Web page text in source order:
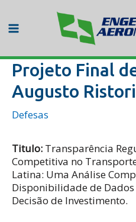
Menu
Projeto Final
Augusto
Defesas
Titulo: Transparência
Competitiva no
Latina: Uma Análise
Disponibilidade de
Decisão de Investimento.